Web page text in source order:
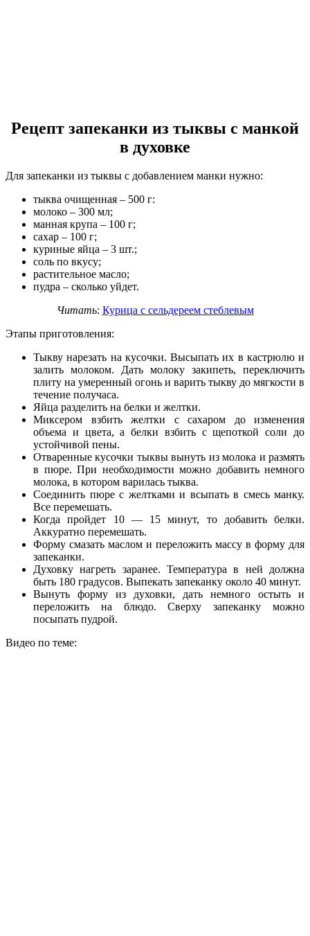
Рецепт запеканки из тыквы с манкой
в духовке
Для запеканки из тыквы с добавлением манки нужно:
тыква очищенная – 500 г:
молоко – 300 мл;
манная крупа – 100 г;
сахар – 100 г;
куриные яйца – 3 шт.;
соль по вкусу;
растительное масло;
пудра – сколько уйдет.
Читать: Курица с сельдереем стеблевым
Этапы приготовления:
Тыкву нарезать на кусочки. Высыпать их в кастрюлю и
залить молоком. Дать молоку закипеть, переключить
плиту на умеренный огонь и варить тыкву до мягкости в
течение получаса.
Яйца разделить на белки и желтки.
Миксером взбить желтки с сахаром до изменения
объема и цвета, а белки взбить с щепоткой соли до
устойчивой пены.
Отваренные кусочки тыквы вынуть из молока и размять
в пюре. При необходимости можно добавить немного
молока, в котором варилась тыква.
Соединить пюре с желтками и всыпать в смесь манку.
Все перемешать.
Когда пройдет 10 — 15 минут, то добавить белки.
Аккуратно перемешать.
Форму смазать маслом и переложить массу в форму для
запеканки.
Духовку нагреть заранее. Температура в ней должна
быть 180 градусов. Выпекать запеканку около 40 минут.
Вынуть форму из духовки, дать немного остыть и
переложить на блюдо. Сверху запеканку можно
посыпать пудрой.
Видео по теме: